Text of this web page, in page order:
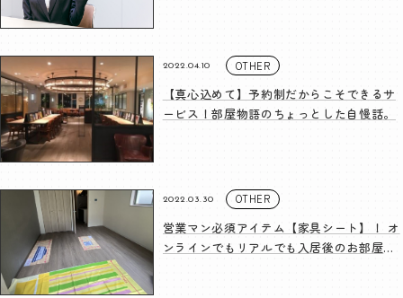
2022.04.10 OTHER
【真心込めて】予約制だからこそできるサ
ービス！部屋物語のちょっとした自慢話。
2022.03.30 OTHER
営業マン必須アイテム【家具シート】！ オ
ンラインでもリアルでも入居後のお部屋を